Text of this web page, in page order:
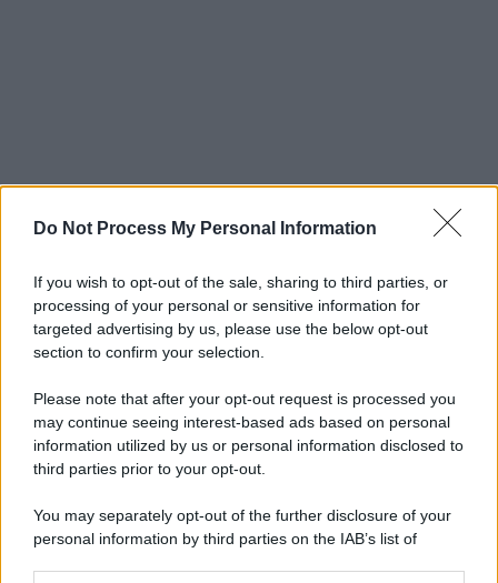
Do Not Process My Personal Information
If you wish to opt-out of the sale, sharing to third parties, or
processing of your personal or sensitive information for
targeted advertising by us, please use the below opt-out
section to confirm your selection.
Please note that after your opt-out request is processed you
may continue seeing interest-based ads based on personal
information utilized by us or personal information disclosed to
third parties prior to your opt-out.
You may separately opt-out of the further disclosure of your
personal information by third parties on the IAB’s list of